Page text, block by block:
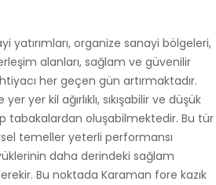
yatırımları, organize sanayi bölgeleri,
alanları, sağlam ve güvenilir
her geçen gün artırmaktadır.
yer kil ağırlıklı, sıkışabilir ve düşük
tabakalardan oluşabilmektedir. Bu tür
temeller yeterli performansı
daha derindeki sağlam
Bu noktada Karaman fore kazık